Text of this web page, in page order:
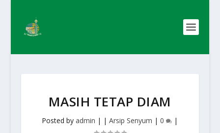
MASIH TETAP DIAM
Posted byadmin | |Arsip Senyum |0 |